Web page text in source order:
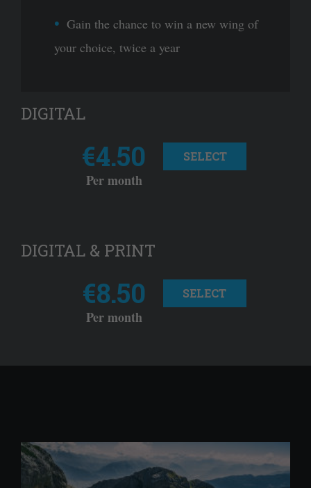
Gain the chance to win a new wing of
your choice, twice a year
DIGITAL
€4.50
Per month
SELECT
DIGITAL & PRINT
€8.50
Per month
SELECT